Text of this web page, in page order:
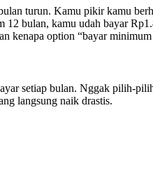
turun. Kamu pikir kamu
bulan, kamu udah bayar
kenapa option “bayar
setiap bulan. Nggak pilih-
langsung naik drastis.